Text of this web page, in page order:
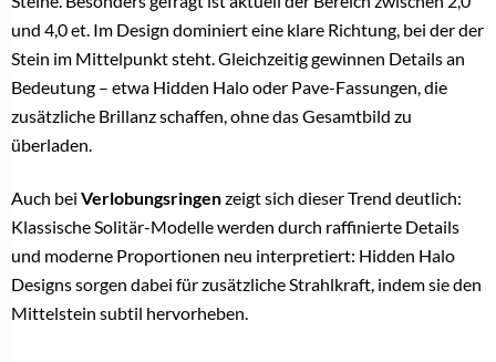
und 4,0 et. Im Design dominiert eine klare Richtung, bei der der
Stein im Mittelpunkt steht. Gleichzeitig gewinnen Details an
Bedeutung – etwa Hidden Halo oder Pave-Fassungen, die
zusätzliche Brillanz schaffen, ohne das Gesamtbild zu
überladen.
Auch bei Verlobungsringenzeigt sich dieser Trend deutlich:
Klassische Solitär-Modelle werden durch raffinierte Details
und moderne Proportionen neu interpretiert: Hidden Halo
Designs sorgen dabei für zusätzliche Strahlkraft, indem sie den
Mittelstein subtil hervorheben.